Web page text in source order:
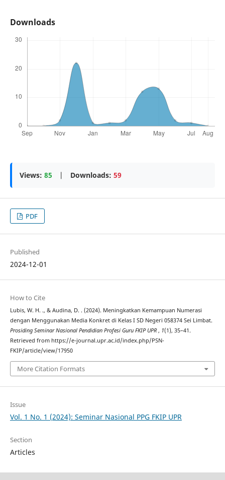
Downloads
Views: 85 | Downloads: 59
PDF
Published
2024-12-01
How to Cite
Lubis, W. H. ., & Audina, D. . (2024). Meningkatkan Kemampuan Numerasi
dengan Menggunakan Media Konkret di Kelas I SD Negeri 058374 Sei Limbat.
Prosiding Seminar Nasional Pendidian Profesi Guru FKIP UPR, 1(1), 35–41.
Retrieved from https://e-journal.upr.ac.id/index.php/PSN-
FKIP/article/view/17950
More Citation Formats
Issue
Vol. 1 No. 1 (2024): Seminar Nasional PPG FKIP UPR
Section
Articles